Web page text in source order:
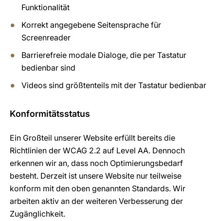
Funktionalität
Korrekt angegebene Seitensprache für
Screenreader
Barrierefreie modale Dialoge, die per Tastatur
bedienbar sind
Videos sind größtenteils mit der Tastatur bedienbar
Konformitätsstatus
Ein Großteil unserer Website erfüllt bereits die
Richtlinien der WCAG 2.2 auf Level AA. Dennoch
erkennen wir an, dass noch Optimierungsbedarf
besteht. Derzeit ist unsere Website nur teilweise
konform mit den oben genannten Standards. Wir
arbeiten aktiv an der weiteren Verbesserung der
Zugänglichkeit.